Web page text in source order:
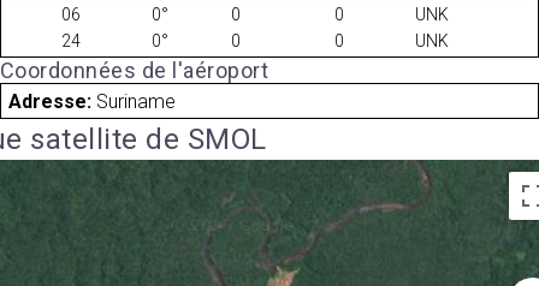
06 0° 0 0
UNK
24
0° 0 0 UNK
Coordonnées de l'aéroport
Adresse: Suriname
satellite de SMOL